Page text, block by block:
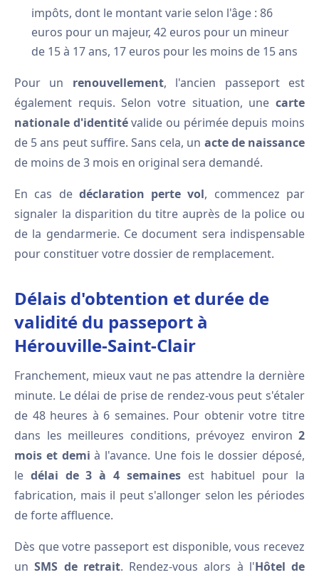
impôts, dont le montant varie selon l'âge : 86
euros pour un majeur, 42 euros pour un mineur
de 15 à 17 ans, 17 euros pour les moins de 15 ans
Pour un renouvellement, l'ancien passeport est
également requis. Selon votre situation, une carte
nationale d'identitévalide ou périmée depuis moins
de 5 ans peut suffire. Sans cela, un acte de naissance
de moins de 3 mois en original sera demandé.
En cas de déclaration perte vol, commencez par
signaler la disparition du titre auprès de la police ou
de la gendarmerie. Ce document sera indispensable
pour constituer votre dossier de remplacement.
Délais d'obtention et durée de
validité du passeport à
Hérouville-Saint-Clair
Franchement, mieux vaut ne pas attendre la dernière
minute. Le délai de prise de rendez-vous peut s'étaler
de 48 heures à 6 semaines. Pour obtenir votre titre
dans les meilleures conditions, prévoyez environ 2
mois et demi à l'avance. Une fois le dossier déposé,
le délai de 3 à 4 semainesest habituel pour la
fabrication, mais il peut s'allonger selon les périodes
de forte affluence.
Dès que votre passeport est disponible, vous recevez
unSMS de retrait. Rendez-vous alors à l'Hôtel de